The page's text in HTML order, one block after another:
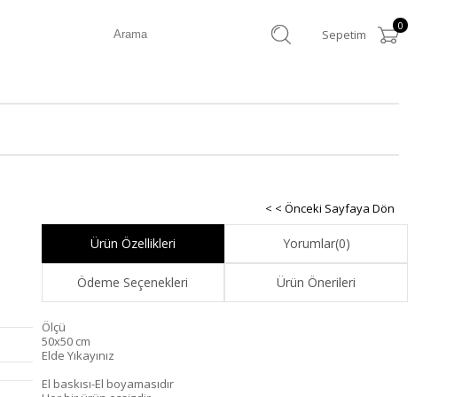
Sepetim
0
< < Önceki Sayfaya Dön
Ürün Özellikleri Yorumlar(0)
Ödeme Seçenekleri Ürün Önerileri
Ölçü
50x50 cm
Elde Yıkayınız
El baskısı-El boyamasıdır